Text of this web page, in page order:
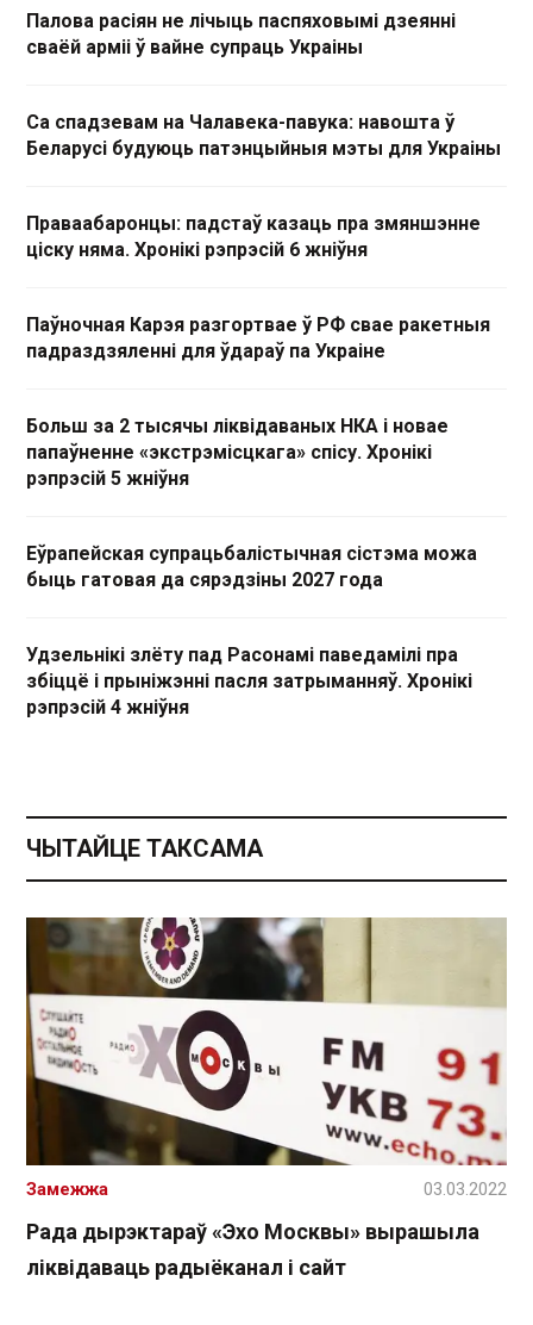
Палова расіян не лічыць паспяховымі дзеянні
сваёй арміі ў вайне супраць Украіны
Са спадзевам на Чалавека-павука: навошта ў
Беларусі будуюць патэнцыйныя мэты для Украіны
Праваабаронцы: падстаў казаць пра змяншэнне
ціску няма. Хронікі рэпрэсій 6 жніўня
Паўночная Карэя разгортвае ў РФ свае ракетныя
падраздзяленні для ўдараў па Украіне
Больш за 2 тысячы ліквідаваных НКА і новае
папаўненне «экстрэмісцкага» спісу. Хронікі
рэпрэсій 5 жніўня
Еўрапейская супрацьбалістычная сістэма можа
быць гатовая да сярэдзіны 2027 года
Удзельнікі злёту пад Расонамі паведамілі пра
збіццё і прыніжэнні пасля затрыманняў. Хронікі
рэпрэсій 4 жніўня
ЧЫТАЙЦЕ ТАКСАМА
Рада дырэктараў «Эхо Москвы» вырашыла
ліквідаваць радыёканал і сайт
Замежжа 03.03.2022